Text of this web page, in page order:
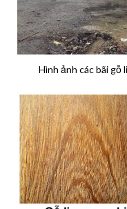
Hình ảnh các bãi gỗ